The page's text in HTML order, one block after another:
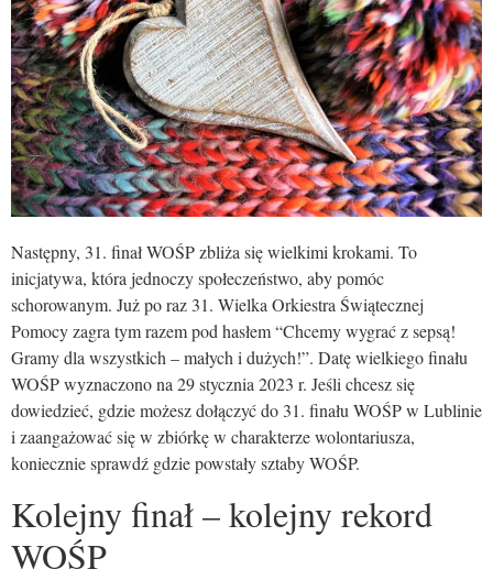
Następny, 31. finał WOŚP zbliża się wielkimi krokami. To
inicjatywa, która jednoczy społeczeństwo, aby pomóc
schorowanym. Już po raz 31. Wielka Orkiestra Świątecznej
Pomocy zagra tym razem pod hasłem “Chcemy wygrać z sepsą!
Gramy dla wszystkich – małych i dużych!”. Datę wielkiego finału
WOŚP wyznaczono na 29 stycznia 2023 r. Jeśli chcesz się
dowiedzieć, gdzie możesz dołączyć do 31. finału WOŚP w Lublinie
i zaangażować się w zbiórkę w charakterze wolontariusza,
koniecznie sprawdź gdzie powstały sztaby WOŚP.
Kolejny finał – kolejny rekord
WOŚP